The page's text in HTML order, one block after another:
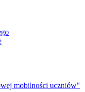
mobilności uczniów"